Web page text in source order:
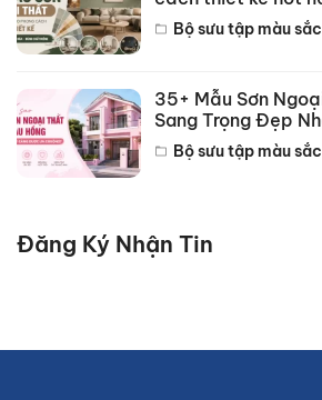
Bộ sưu tập màu sắc
35+ Mẫu Sơn
Sang Trọng Đẹp
Bộ sưu tập màu sắc
Đăng Ký Nhận Tin